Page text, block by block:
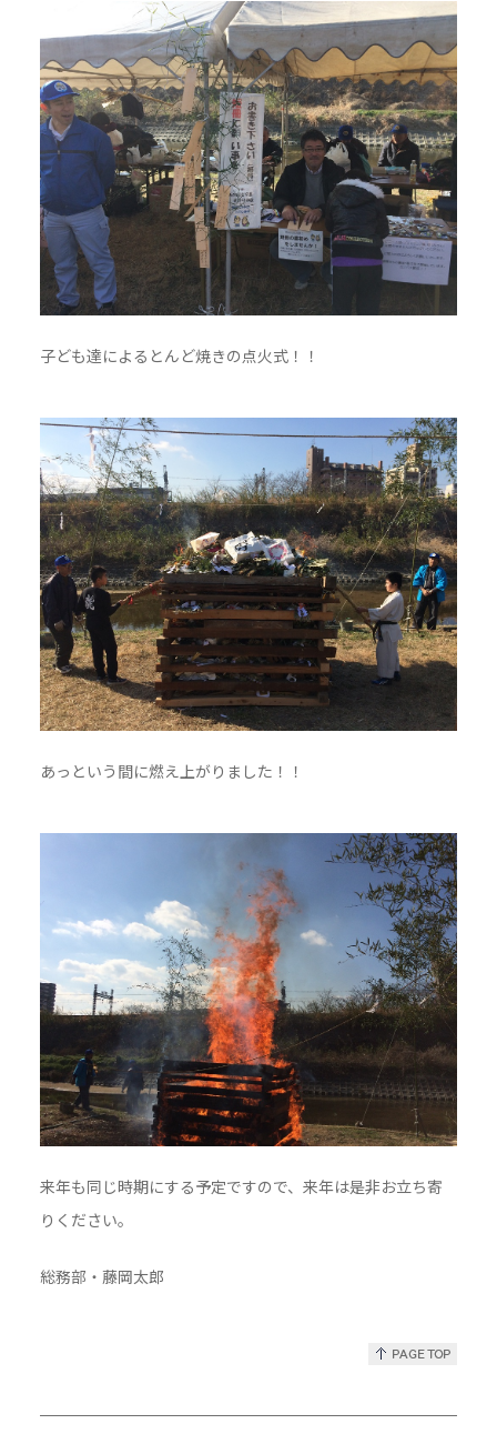
子ども達によるとんど焼きの点火式！！
あっという間に燃え上がりました！！
来年も同じ時期にする予定ですので、来年は是非お立ち寄
りください。
総務部・藤岡太郎